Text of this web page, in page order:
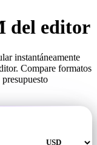
del editor
instantáneamente
Compare formatos